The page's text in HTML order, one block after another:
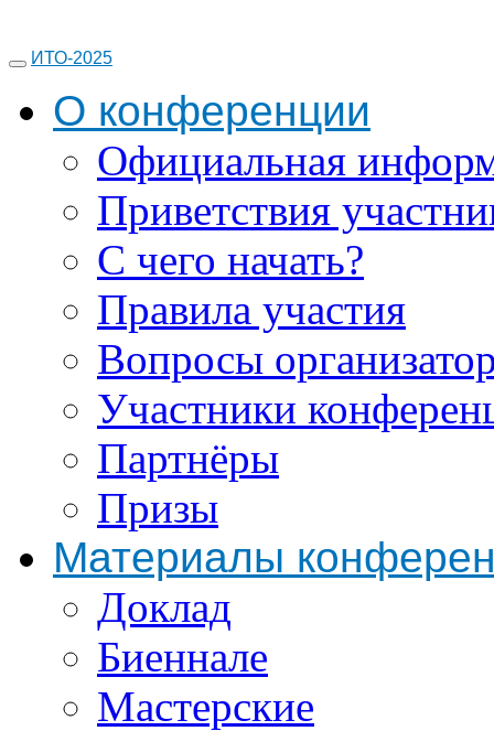
ИТО-2025
О конференции
Официальная
Приветствия
С чего начать?
Правила участия
Вопросы
Участники
Партнёры
Призы
Материалы
Доклад
Биеннале
Мастерские